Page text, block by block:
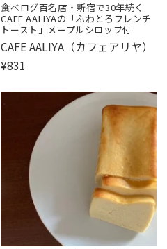
食べログ百名店・新宿で30年続く
CAFE AALIYAの「ふわとろフレンチ
トースト」メープルシロップ付
販
売
CAFE AALIYA（カフェアリヤ）
¥831